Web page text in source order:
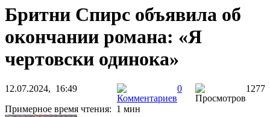
Бритни Спирс объявила об
окончании романа: «Я
чертовски одинока»
12.07.2024, 16:49 0
1277
Примерное время чтения: 1 мин